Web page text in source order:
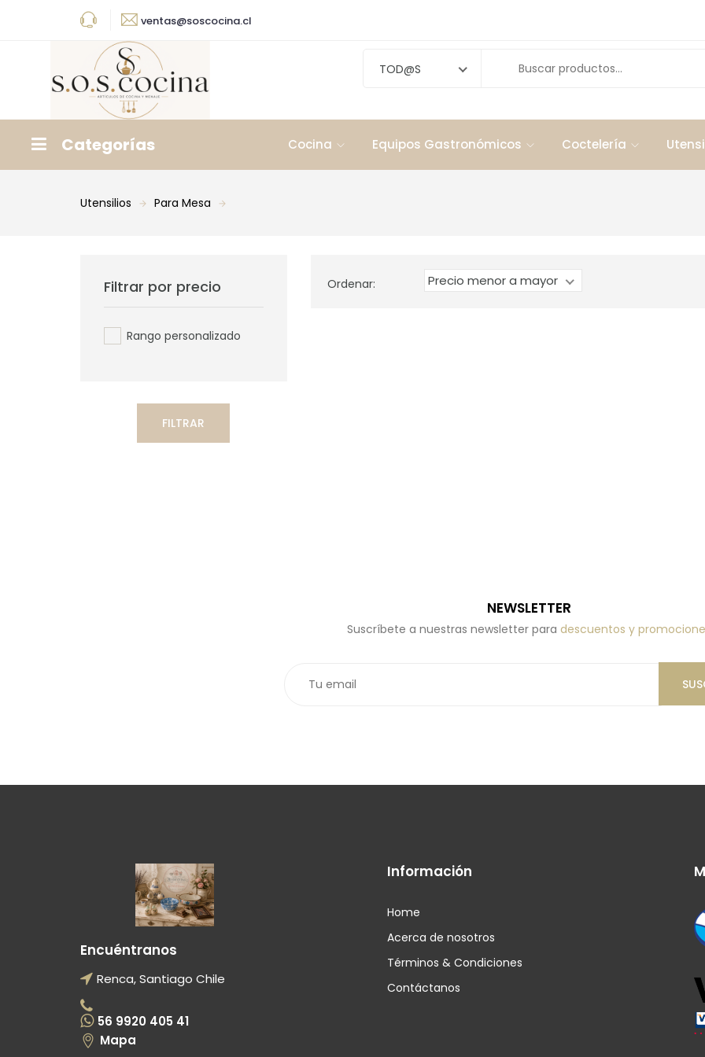
ventas@soscocina.cl
TOD@S
Categorías Cocina Equipos Gastronómicos Coctelería
Utensilios Para Mesa
Filtrar por precio
Rango personalizado
FILTRAR
Ordenar: Precio menor a mayor
NEWSLETTER
Suscríbete a nuestras newsletter para descuentos y
Encuéntranos
Renca, Santiago Chile
56 9920 405 41
Mapa
Información
Home
Acerca de nosotros
Términos & Condiciones
Contáctanos